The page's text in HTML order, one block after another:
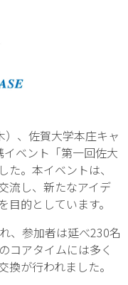
、佐賀大学本庄キャ
ベント「第一回佐大
。本イベントは、
流し、新たなアイデ
的としています。
、参加者は延べ230名
コアタイムには多く
が行われました。